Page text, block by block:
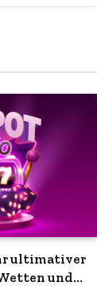
ultimativer
und